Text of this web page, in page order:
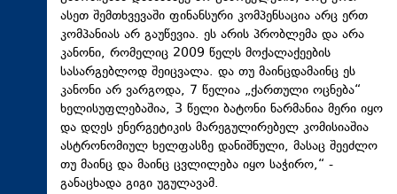
ასეთ შემთხვევაში ფინანსური კომპენსაცია არც ერთ
კომპანიას არ გაუწევია. ეს არის პრობლემა და არა
კანონი, რომელიც 2009 წელს მოქალაქეების
სასარგებლოდ შეიცვალა. და თუ მაინცდამაინც ეს
კანონი არ ვარგოდა, 7 წელია „ქართული ოცნება“
ხელისუფლებაშია, 3 წელი ბატონი ნარმანია მერი იყო
და დღეს ენერგეტიკის მარეგულირებელ კომისიაშია
ასტრონომიულ ხელფასზე დანიშნული, მასაც შეეძლო
თუ მაინც და მაინც ცვლილება იყო საჭირო,“ -
განაცხადა გიგი უგულავამ.